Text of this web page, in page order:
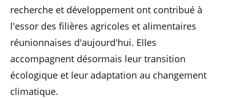
recherche et développement ont contribué à
l'essor des filières agricoles et alimentaires
réunionnaises d'aujourd'hui. Elles
accompagnent désormais leur transition
écologique et leur adaptation au changement
climatique.